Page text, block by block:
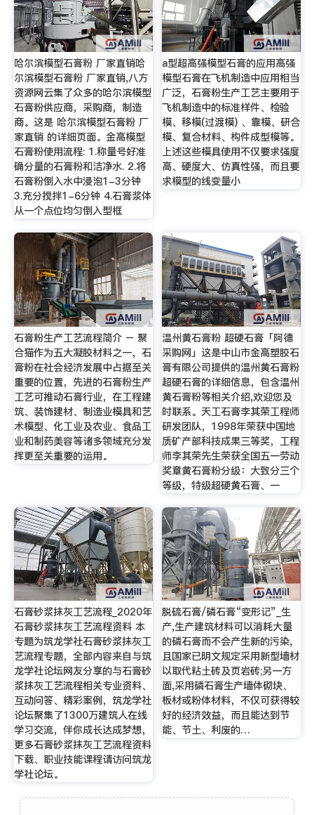
哈尔滨模型石膏粉 厂家直销哈
尔滨模型石膏粉 厂家直销,八方
资源网云集了众多的哈尔滨模型
石膏粉供应商，采购商，制造
商。这是 哈尔滨模型石膏粉 厂
家直销 的详细页面。金高模型
石膏粉使用流程: 1.称量号好准
确分量的石膏粉和洁净水. 2.将
石膏粉倒入水中浸泡1-3分钟
3.充分搅拌1-6分钟 4.石膏浆体
从一个点位均匀倒入型框
a型超高强模型石膏的应用高强
模型石膏在飞机制造中应用相当
广泛，石膏粉生产工艺主要用于
飞机制造中的标准样件、检验
模、移模(过渡模) 、靠模、研合
模、复合材料、构件成型模等。
上述这些模具使用不仅要求强度
高、硬度大、仿真性强，而且要
求模型的线变量小
石膏粉生产工艺流程简介 – 聚
合猫作为五大凝胶材料之一，石
膏粉在社会经济发展中占据至关
重要的位置，先进的石膏粉生产
工艺可推动石膏行业，在工程建
筑、装饰建材、制造业模具和艺
术模型、化工业及农业、食品工
业和制药美容等诸多领域充分发
挥更至关重要的运用。
温州黄石膏粉 超硬石膏「阿德
采购网」这是中山市金高塑胶石
膏有限公司提供的温州黄石膏粉
超硬石膏的详细信息，包含温州
黄石膏粉等相关介绍,欢迎您及
时联系。天工石膏李其荣工程师
研发团队，1998年荣获中国地
质矿产部科技成果三等奖，工程
师李其荣先生荣获全国五一劳动
奖章黄石膏粉分级：大致分三个
等级，特级超硬黄石膏、一
石膏砂浆抹灰工艺流程_2020年
石膏砂浆抹灰工艺流程资料 本
专题为筑龙学社石膏砂浆抹灰工
艺流程专题，全部内容来自与筑
龙学社论坛网友分享的与石膏砂
浆抹灰工艺流程相关专业资料、
互动问答、精彩案例，筑龙学社
论坛聚集了1300万建筑人在线
学习交流，伴你成长达成梦想，
更多石膏砂浆抹灰工艺流程资料
下载、职业技能课程请访问筑龙
学社论坛。
脱硫石膏/磷石膏“变形记”_生
产,生产建筑材料可以消耗大量
的磷石膏而不会产生新的污染,
且国家已明文规定采用新型墙材
以取代粘土砖及页岩砖;另一方
面,采用磷石膏生产墙体砌块、
板材或粉体材料，不仅可获得较
好的经济效益，而且能达到节
能、节土、利废的…